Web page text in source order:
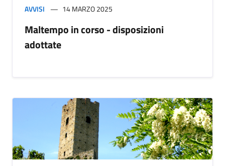
AVVISI 14 MARZO 2025
Maltempo in corso - disposizioni
adottate